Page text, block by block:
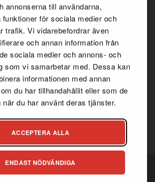
annonserna till användarna,
funktioner för sociala medier och
trafik. Vi vidarebefordrar även
och annan information från
sociala medier och annons- och
som vi samarbetar med. Dessa kan
informationen med annan
du har tillhandahållit eller som de
när du har använt deras tjänster.
ACCEPTERA ALLA
ENDAST NÖDVÄNDIGA